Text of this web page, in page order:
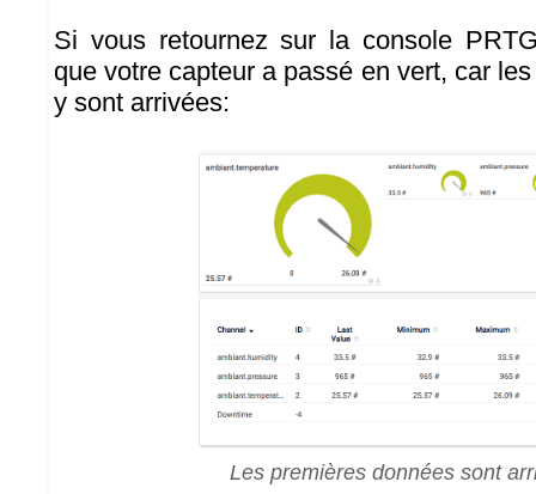
Si vous retournez sur la console
que votre capteur a passé en vert, car
y sont arrivées:
Les premières données sont